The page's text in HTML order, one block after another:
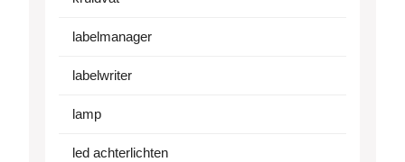
labelmanager
labelwriter
lamp
led achterlichten